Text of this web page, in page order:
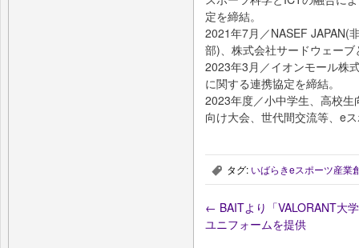
定を締結。
2021年7月／NASEF JAPAN(
部)、株式会社サードウェー
2023年3月／イオンモール株
に関する連携協定を締結。
2023年度／小中学生、高校
向け大会、世代間交流等、e
, タグ: いばらきeスポーツ産業
← BAITより「VALORANT大
ユニフォームを提供